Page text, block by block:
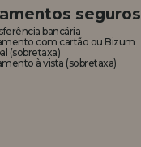
seguros
bancária
com cartão ou Bizum
(sobretaxa)
à vista (sobretaxa)